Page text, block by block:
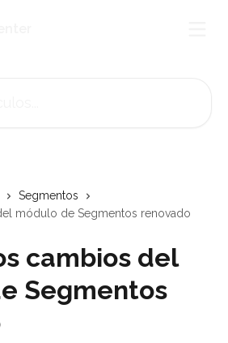
Segmentos
módulo de Segmentos renovado
cambios del
Segmentos